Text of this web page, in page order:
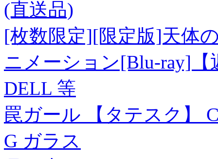
(直送品)
[枚数限定][限定版]天体
ニメーション[Blu-ray]【
DELL 等
罠ガール 【タテスク】
G ガラス